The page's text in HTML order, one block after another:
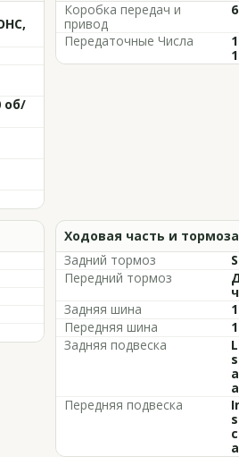
об/
Коробка передач и
привод
Передаточные Числа
Ходовая часть и тормоза
Задний тормоз
Передний тормоз
Задняя шина
Передняя шина
Задняя подвеска
Передняя подвеска